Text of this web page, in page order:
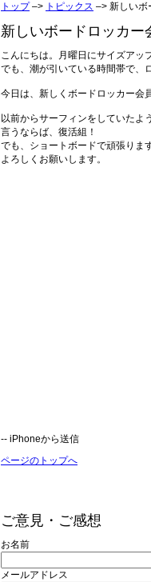
トップ–> トピックス –> 新しいボ
新しいボードロッカー
こんにちは。月曜日にサイズアッ
でも、潮が引いている時間帯で、
今日は、新しくボードロッカー会
以前からサーフィンをしていたよ
言うならば、復活組！
でも、ショートボードで頑張りま
よろしくお願いします。
-- iPhoneから送信
ページのトップへ
ご意見・ご感想
お名前
メールアドレス